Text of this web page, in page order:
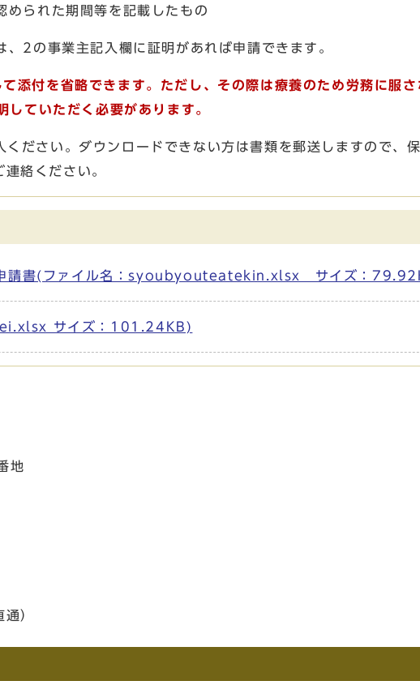
られた期間等を記載したもの
2の事業主記入欄に証明があれば申請できます。
添付を省略できます。ただし、その際は療養のため労務に服
していただく必要があります。
ださい。ダウンロードできない方は書類を郵送しますので、
絡ください。
申請書(ファイル名：syoubyouteatekin.xlsx サイズ：
サイズ：101.24KB)
地
）